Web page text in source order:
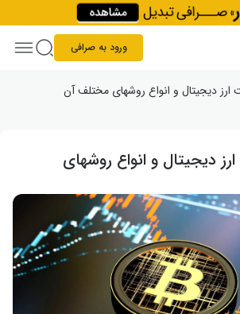
ورود به صرافی
دیجیتال و انواع روشهای مختلف آن
دیجیتال و انواع روشهای